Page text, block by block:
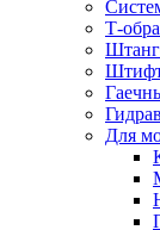
Т-
Для